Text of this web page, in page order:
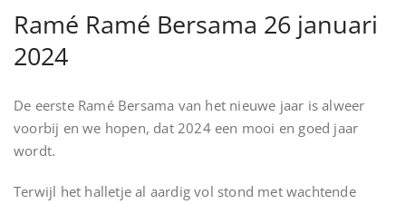
Ramé Ramé Bersama 26 januari
2024
De eerste Ramé Bersama van het nieuwe jaar is alweer
voorbij en we hopen, dat 2024 een mooi en goed jaar
wordt.
Terwijl het halletje al aardig vol stond met wachtende